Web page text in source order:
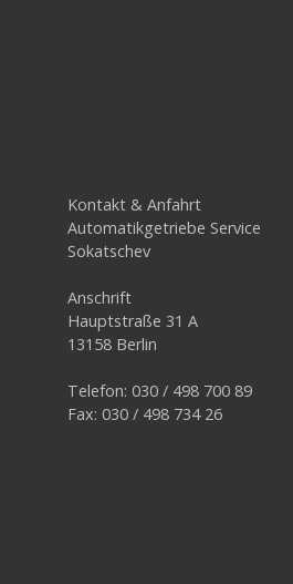
Kontakt & Anfahrt
Automatikgetriebe Service
Sokatschev
Anschrift
Hauptstraße 31 A
13158 Berlin
Telefon: 030 / 498 700 89
Fax: 030 / 498 734 26